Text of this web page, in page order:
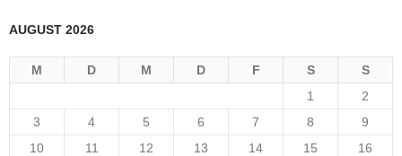
AUGUST 2026
M D M D F S S
1
2
3
4 5 6 7 8
9
10
11 12 13 14 15
16